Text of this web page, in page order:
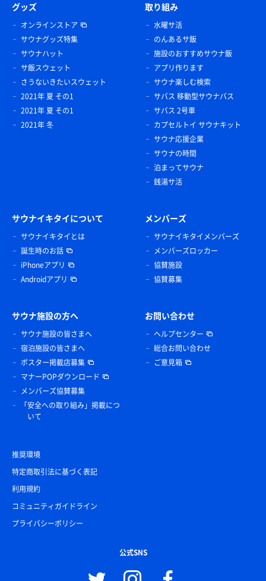
グッズ
オンラインストア
サウナグッズ特集
サウナハット
サ飯スウェット
さうないきたいスウェット
2021年 夏 その1
2021年 夏 その1
2021年 冬
取り組み
水曜サ活
のんあるサ飯
施設のおすすめサウナ飯
アプリ作ります
サウナ楽しむ検索
サバス 移動型サウナバス
サバス 2号車
カプセルトイ サウナキット
サウナ応援企業
サウナの時間
泊まってサウナ
銭湯サ活
サウナイキタイについて
サウナイキタイとは
誕生時のお話
iPhoneアプリ
Androidアプリ
メンバーズ
サウナイキタイメンバーズ
メンバーズロッカー
協賛施設
協賛募集
サウナ施設の方へ
サウナ施設の皆さまへ
宿泊施設の皆さまへ
ポスター掲載店募集
マナーPOPダウンロード
メンバーズ協賛募集
「安全への取り組み」掲載につ
いて
お問い合わせ
ヘルプセンター
総合お問い合わせ
ご意見箱
推奨環境
特定商取引法に基づく表記
利用規約
コミュニティガイドライン
プライバシーポリシー
公式SNS